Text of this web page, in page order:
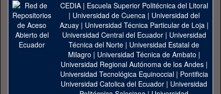
CEDIA| Escuela Superior Politécnica del Litoral
| Universidad de Cuenca| Universidad del
Azuay| Universidad Técnica Particular de Loja|
Universidad Central del Ecuador| Universidad
Técnica del Norte | Universidad Estatal de
Milagro | Universidad Técnica de Ambato |
Universidad Regional Autónoma de los Andes|
Universidad Tecnológica Equinoccial| Pontificia
Universidad Catolica del Ecuador | Universidad